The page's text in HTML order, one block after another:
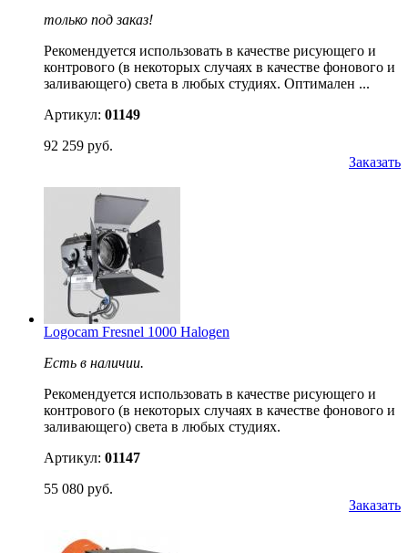
только под заказ!
Рекомендуется использовать в качестве рисующего и
контрового (в некоторых случаях в качестве фонового и
заливающего) света в любых студиях. Оптимален ...
Артикул: 01149
92 259 руб.
Заказать
Logocam Fresnel 1000 Halogen
Есть в наличии.
Рекомендуется использовать в качестве рисующего и
контрового (в некоторых случаях в качестве фонового и
заливающего) света в любых студиях.
Артикул: 01147
55 080 руб.
Заказать